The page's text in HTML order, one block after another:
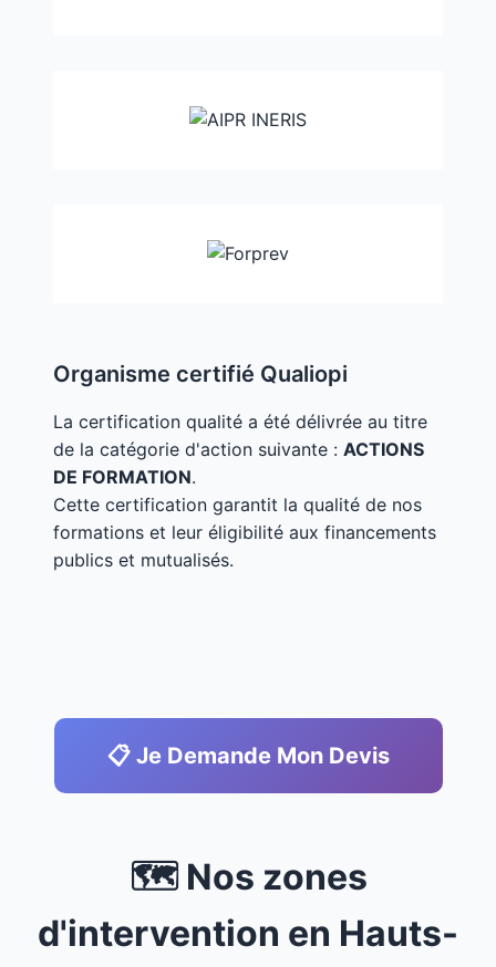
Organisme certifié Qualiopi
La certification qualité a été délivrée au titre
de la catégorie d'action suivante : ACTIONS
DE FORMATION.
Cette certification garantit la qualité de nos
formations et leur éligibilité aux financements
publics et mutualisés.
📋 Je Demande Mon Devis
🗺️ Nos zones
d'intervention en Hauts-